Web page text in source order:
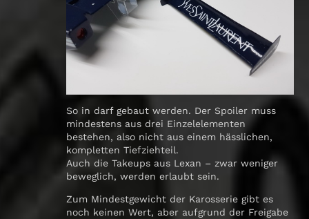
So in darf gebaut werden. Der Spoiler muss
mindestens aus drei Einzelelementen
bestehen, also nicht aus einem hässlichen,
kompletten Tiefziehteil.
Auch die Takeups aus Lexan – zwar weniger
beweglich, werden erlaubt sein.
Zum Mindestgewicht der Karosserie gibt es
noch keinen Wert, aber aufgrund der Freigabe